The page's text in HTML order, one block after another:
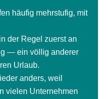
häufig mehrstufig, mit
der Regel zuerst an
— ein völlig anderer
Urlaub.
anders, weil
vielen Unternehmen